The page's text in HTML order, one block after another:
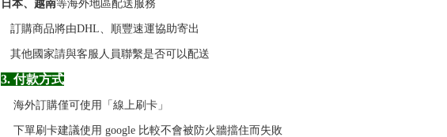
日本、越南等海外地區配送服務
訂購商品將由DHL、順豐速運協助寄出
其他國家請與客服人員聯繫是否可以配送
3. 付款方式
海外訂購僅可使用「線上刷卡」
下單刷卡建議使用 google 比較不會被防火牆擋住而失敗